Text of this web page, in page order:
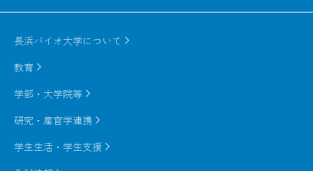
長浜バイオ大学について
研究・産官学連携
教育
学生生活・学生支援
学部・大学院等